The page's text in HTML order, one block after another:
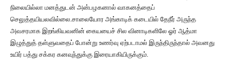
நிலையில்லா மனத்துடன் அன்பழகனால் வாகனத்தைப்
செலுத்தயியலவில்லை.சாலையோர அங்காடிக் கடையில் தேநீர் அருந்த
அவசரமாக இறங்கியவனின் கையயைச் சில வினாடிகளிலே ஓர் ஆத்மா
இழுத்துத் தள்ளுவதைப் போன்று உணர்வு ஏற்படாமல் இருந்திருந்தால் அவனது
உயிர் பத்து சக்கர கனவுந்துக்கு இரையாகியிருக்கும்.